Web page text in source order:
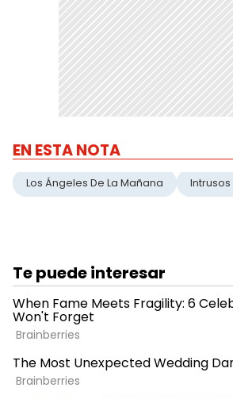
EN ESTA NOTA
Los Ángeles De La Mañana Intrusos